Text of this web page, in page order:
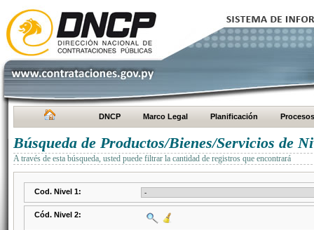
DNCP Marco Legal Planificación Procesos
Búsqueda de Productos/Bienes/Servicios de
A través de esta búsqueda, usted puede filtrar la cantidad de registros que encontrará
Cod. Nivel 1:
Cód. Nivel 2: